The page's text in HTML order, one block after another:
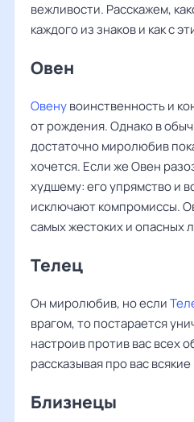
вежливости. Расскажем,
каждого из знаков и как с
Овен
Овенувоинственность и
от рождения. Однако в
достаточно миролюбив
хочется. Если же Овен
худшему: его упрямство и
исключают компромиссы.
самых жестоких и опасных
Телец
Он миролюбив, но если
врагом, то постарается
настроив против вас всех
рассказывая про вас
Близнецы